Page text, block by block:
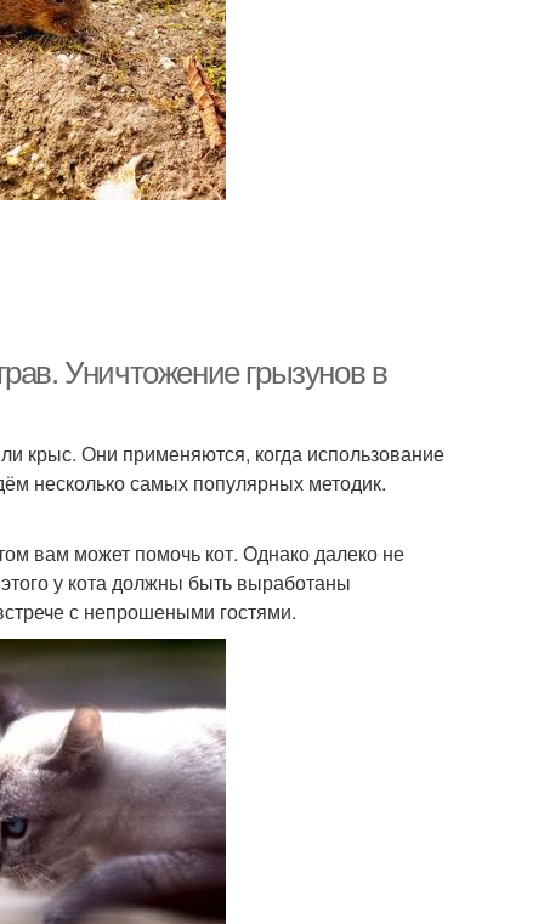
Уничтожение грызунов в
крыс. Они применяются, когда использование
несколько самых популярных методик.
вам может помочь кот. Однако далеко не
у кота должны быть выработаны
с непрошеными гостями.